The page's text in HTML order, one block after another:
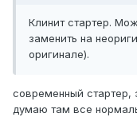
Клинит стартер.
заменить на
оригинале).
современный стартер,
думаю там все